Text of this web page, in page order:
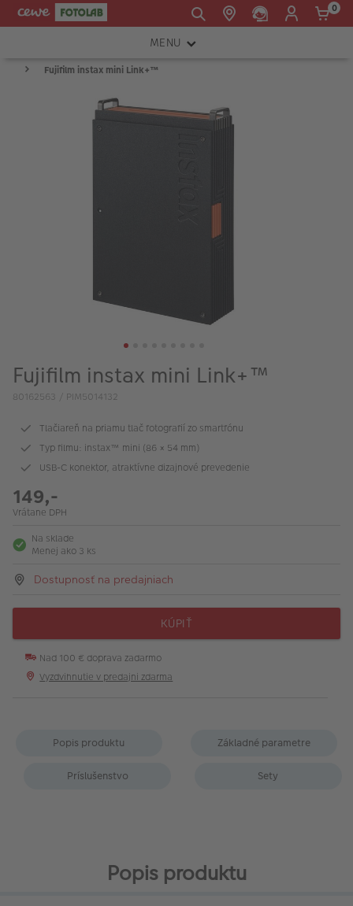
0
MENU
FOTOAPARÁTY
CEWE Fotoprodukty
Fujifilm instax mini Link+™
Fujifilm instax mini Link+™
80162563 / PIM5014132
Tlačiareň na priamu tlač fotografií zo smartfónu
Typ filmu: instax™ mini (86 × 54 mm)
USB-C konektor, atraktívne dizajnové prevedenie
149,-
Vrátane DPH
Na sklade
Menej ako 3 ks
Dostupnosť na predajniach
KÚPIŤ
Nad 100 € doprava zadarmo
Vyzdvihnutie v predajni zdarma
Popis produktu Základné parametre
Príslušenstvo Sety
Popis produktu